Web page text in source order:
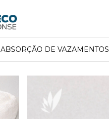
ABSORÇÃO DE VAZAMENTOS